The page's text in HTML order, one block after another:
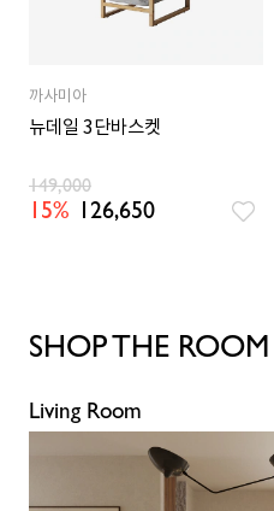
까사미아
뉴데일 3단바스켓
149,000
15% 126,650
SHOP THE ROOM
Living Room